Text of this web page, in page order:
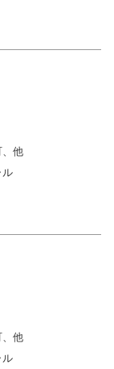
、他
ル
、他
ル